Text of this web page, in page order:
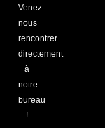
Venez
nous
rencontrer
directement
à
notre
bureau
!